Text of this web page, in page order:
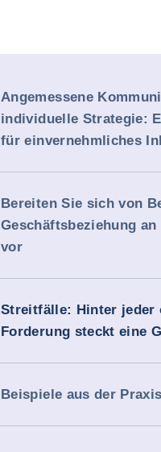
Angemessene
individuelle Strategie:
für einvernehmliches
Bereiten Sie sich von
Geschäftsbeziehung an
vor
Streitfälle: Hinter jeder
Forderung steckt eine
Beispiele aus der Praxis